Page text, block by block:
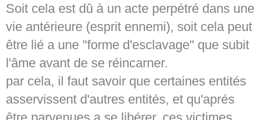
Soit cela est dû à un acte perpétré dans une
vie antérieure (esprit ennemi), soit cela peut
être lié a une "forme d'esclavage" que subit
l'âme avant de se réincarner.
par cela, il faut savoir que certaines entités
asservissent d'autres entités, et qu'aprés